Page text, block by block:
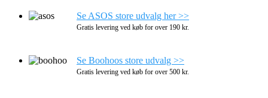
Se ASOS store udvalg her >>
Gratis levering ved køb for over 190 kr.
Se Boohoos store udvalg >>
Gratis levering ved køb for over 500 kr.